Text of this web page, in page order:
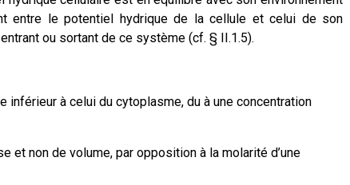
entre le potentiel hydrique de la cellule et celui de son
ou sortant de ce système (cf. § II.1.5).
à celui du cytoplasme, du à une concentration
et non de volume, par opposition à la molarité d’une